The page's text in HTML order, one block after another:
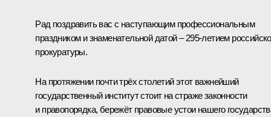
Рад поздравить вас с наступающим профессиональным
праздником и знаменательной датой – 295-летием
прокуратуры.
На протяжении почти трёх столетий этот важнейший
государственный институт стоит на страже законности
и правопорядка, бережёт правовые устои нашего